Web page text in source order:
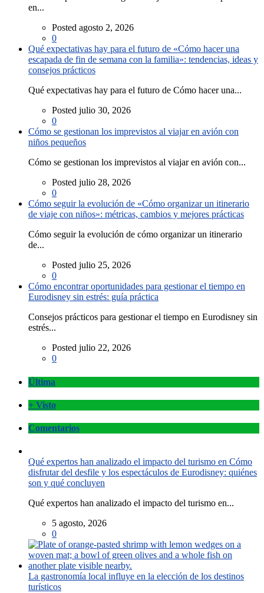
en...
Posted agosto 2, 2026
0
Qué expectativas hay para el futuro de «Cómo hacer una
escapada de fin de semana con la familia»: tendencias, ideas y
consejos prácticos
Qué expectativas hay para el futuro de Cómo hacer una...
Posted julio 30, 2026
0
Cómo se gestionan los imprevistos al viajar en avión con
niños pequeños
Cómo se gestionan los imprevistos al viajar en avión con...
Posted julio 28, 2026
0
Cómo seguir la evolución de «Cómo organizar un itinerario
de viaje con niños»: métricas, cambios y mejores prácticas
Cómo seguir la evolución de cómo organizar un itinerario
de...
Posted julio 25, 2026
0
Cómo encontrar oportunidades para gestionar el tiempo en
Eurodisney sin estrés: guía práctica
Consejos prácticos para gestionar el tiempo en Eurodisney sin
estrés...
Posted julio 22, 2026
0
Última
+ Visto
Comentarios
Qué expertos han analizado el impacto del turismo en Cómo
disfrutar del desfile y los espectáculos de Eurodisney: quiénes
son y qué concluyen
Qué expertos han analizado el impacto del turismo en...
5 agosto, 2026
0
La gastronomía local influye en la elección de los destinos
turísticos